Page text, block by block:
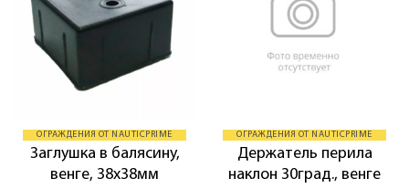
ОГРАЖДЕНИЯ ОТ NAUTICPRIME
Заглушка в балясину,
венге, 38х38мм
ОГРАЖДЕНИЯ ОТ NAUTICPRIME
Держатель перила
наклон 30град., венге